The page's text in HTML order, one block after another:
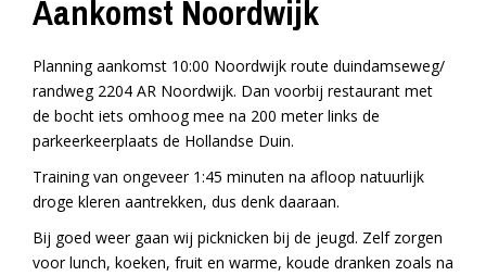
Aankomst Noordwijk
Planning aankomst 10:00 Noordwijk route duindamseweg/
randweg 2204 AR Noordwijk. Dan voorbij restaurant met
de bocht iets omhoog mee na 200 meter links de
parkeerkeerplaats de Hollandse Duin.
Training van ongeveer 1:45 minuten na afloop natuurlijk
droge kleren aantrekken, dus denk daaraan.
Bij goed weer gaan wij picknicken bij de jeugd. Zelf zorgen
voor lunch, koeken, fruit en warme, koude dranken zoals na